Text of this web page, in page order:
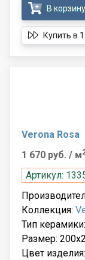
В корзину
Купить в
Verona Rosa
1 670 руб. / м
Артикул:
Коллекция:
Тип
Размер:
Цвет